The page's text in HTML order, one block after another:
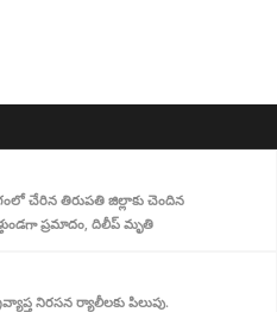
చేరిన తిరుపతి జిల్లాకు చెందిన
ప్ర‌మాదం, దిలీప్ మృతి
నిర‌స‌న ర్యాలీల‌కు పిలుపు.